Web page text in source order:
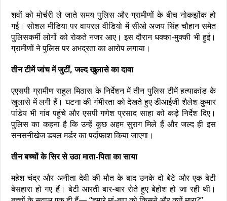
शवों को मोर्चरी ले जाते समय पुलिस और ग्रामीणों के बीच नोकझोंक हो
गई। सोशल मीडिया पर वायरल वीडियो में सीओ अजय सिंह चौहान समेत
पुलिसकर्मी लोगों को रोकते नजर आए। इस दौरान धक्का-मुक्की भी हुई।
ग्रामीणों ने पुलिस पर अभद्रता का आरोप लगाया।
तीन टीमें जांच में जुटीं, जल्द खुलासे का दावा
एएसपी ग्रामीण राहुल मिठास के निर्देशन में तीन पुलिस टीमें हत्याकांड के
खुलासे में लगी हैं। घटना की गंभीरता को देखते हुए डीआईजी शैलेश कुमार
पांडेय भी गांव पहुंचे और एसपी गणेश प्रसाद साहा को कड़े निर्देश दिए।
पुलिस का कहना है कि उन्हें कुछ अहम सुराग मिले हैं और जल्द ही इस
सनसनीखेज डबल मर्डर का पर्दाफाश किया जाएगा।
तीन बच्चों के सिर से उठा माता-पिता का साया
महेश चंद्र और अनीता देवी की मौत के बाद उनके दो बेटे और एक बेटी
बेसहारा हो गए हैं। बेटी आरती बार-बार रोते हुए बेहोश हो जा रही थी।